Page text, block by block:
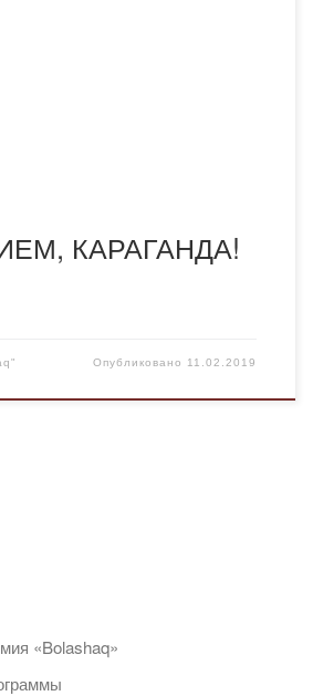
КАРАГАНДА!
Опубликовано 11.02.2019
«Bolashaq»